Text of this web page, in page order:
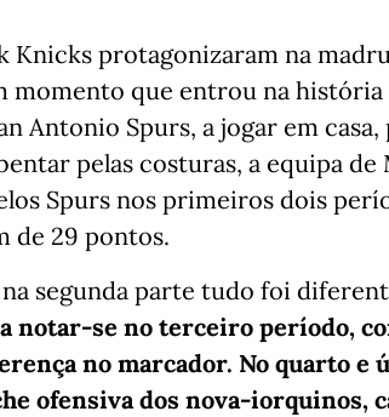
Knicks protagonizaram na
momento que entrou na história
Antonio Spurs, a jogar em
pelas costuras, a equipa
Spurs nos primeiros dois
de 29 pontos.
segunda parte tudo foi
notar-se no terceiro período,
no marcador. No quarto e
ofensiva dos nova-iorquinos,